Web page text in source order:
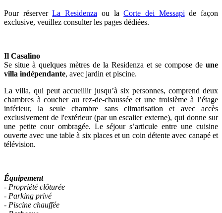
Pour réserverLa Residenza ou laCorte dei Messapi de façon
exclusive, veuillez consulter les pages dédiées.
Il Casalino
Se situe à quelques mètres de la Residenza et se compose de une
villa indépendante, avec jardin et piscine.
La villa, qui peut accueillir jusqu’à six personnes, comprend deux
chambres à coucher au rez-de-chaussée et une troisième à l’étage
inférieur, la seule chambre sans climatisation et avec accès
exclusivement de l'extérieur (par un escalier externe), qui donne sur
une petite cour ombragée. Le séjour s’articule entre une cuisine
ouverte avec une table à six places et un coin détente avec canapé et
télévision.
Équipement
- Propriété clôturée
- Parking privé
- Piscine chauffée